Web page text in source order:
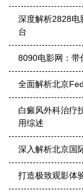
深度解析2828电
台
8090电影网：带
全面解析北京
白癜风外科治疗
用综述
深入解析北京国
打造极致观影体